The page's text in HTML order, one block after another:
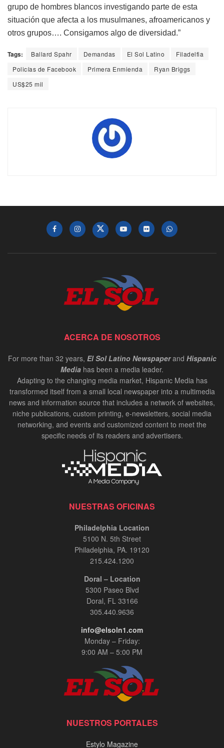
grupo de hombres blancos investigando parte de esta
situación que afecta a los musulmanes, afroamericanos y
otros grupos…. Consigamos algo de diversidad.”
Tags: Ballard Spahr Demandas El Sol Latino
Filadelfia
Policías de Facebook
Primera Enmienda
Ryan Briggs
US$25 mil
ACERCA DE NOSOTROS
For more than 32 years, El Sol Latino Newspaperand Hispanic
Media has been a media leader.
Adapting to the changing media market, Hispanic Media has
transformed itself from a small local newspaper into a multimedia
news and information source that includes a network of websites,
niche publications, custom printing, e-newsletters, social media
networking, and events and customized content to meet the
specific needs of its readers and advertisers.
NUESTRAS OFICINAS
Philadelphia Location
5100 N. 5th Street
Philadelphia, PA. 19120
215.424.1200
Doral – Location
5300 Paseo Blvd
Doral, FL 33166
305.440.9636
info@elsoln1.com
Monday – Friday:
9:00 AM – 5:00 PM
NUESTROS PORTALES
Estylo Magazine